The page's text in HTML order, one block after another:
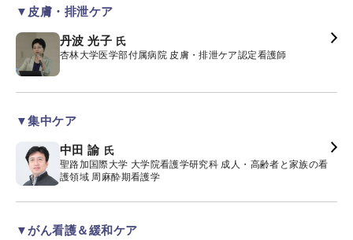
▼皮膚・排泄ケア
丹波 光子 氏
杏林大学医学部付属病院 皮膚・排泄ケア認定看護師
▼集中ケア
中田 諭 氏
聖路加国際大学 大学院看護学研究科 成人・高齢者と家族の看
護領域 周麻酔期看護学
▼がん看護＆緩和ケア